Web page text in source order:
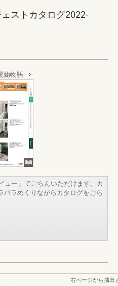
ストカタログ2022-
蘭物語
ュー」でごらんいただけます。カ
パラめくりながらカタログをごら
右ページから抽出